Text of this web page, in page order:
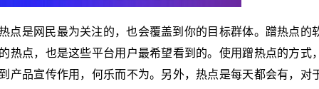
点是网民最为关注的，也会覆盖到你的目标群体。蹭热点的
热点，也是这些平台用户最希望看到的。使用蹭热点的方式
产品宣传作用，何乐而不为。另外，热点是每天都会有，对